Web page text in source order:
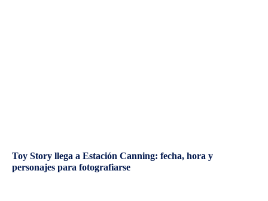
Toy Story llega a Estación Canning: fecha, hora y
personajes para fotografiarse